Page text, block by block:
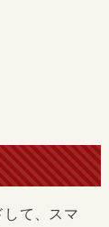
て、スマ